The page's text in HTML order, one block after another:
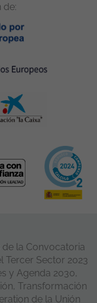
de:
la Convocatoria
Tercer Sector 2023
y Agenda 2030,
Transformación
de la Unión